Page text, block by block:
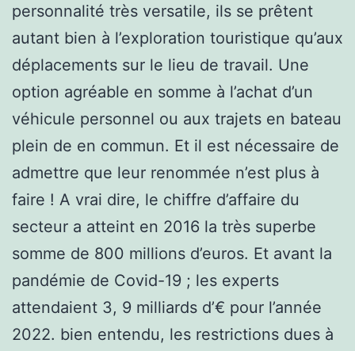
personnalité très versatile, ils se prêtent
autant bien à l’exploration touristique qu’aux
déplacements sur le lieu de travail. Une
option agréable en somme à l’achat d’un
véhicule personnel ou aux trajets en bateau
plein de en commun. Et il est nécessaire de
admettre que leur renommée n’est plus à
faire ! A vrai dire, le chiffre d’affaire du
secteur a atteint en 2016 la très superbe
somme de 800 millions d’euros. Et avant la
pandémie de Covid-19 ; les experts
attendaient 3, 9 milliards d’€ pour l’année
2022. bien entendu, les restrictions dues à